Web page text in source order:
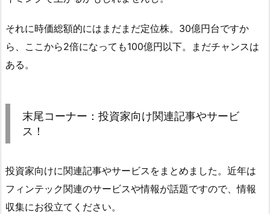
それに時価総額的にはまだまだ定位株。30億円台ですか
ら、ここから2倍になっても100億円以下。まだチャンスは
ある。
末尾コーナー：投資家向け関連記事やサービ
ス！
投資家向けに関連記事やサービスをまとめました。近年は
フィンテック関連のサービスや情報が話題ですので、情報
収集にお役立てください。